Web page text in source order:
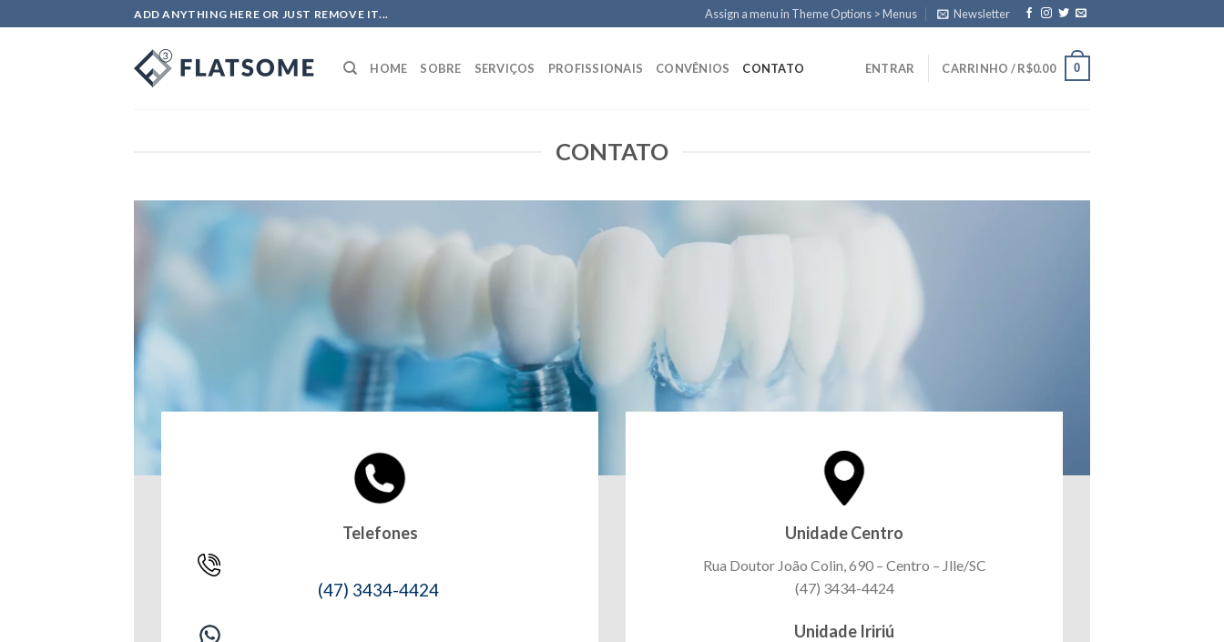
ADD ANYTHING HERE OR JUST REMOVE IT... Assign a menu in Theme Options > Menus Newsletter
HOME SOBRE SERVIÇOS PROFISSIONAIS CONVÊNIOS CONTATO ENTRAR CARRINHO /R$0.00 0
CONTATO
Telefones
(47) 3434-4424
Unidade Centro
Rua Doutor João Colin, 690 – Centro – Jlle/SC
(47) 3434-4424
Unidade Iririú